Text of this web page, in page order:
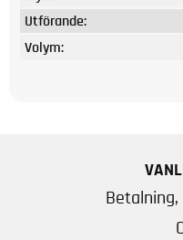
Utförande:
Volym: